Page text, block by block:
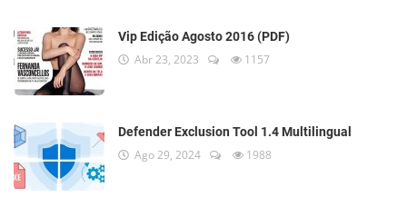
Vip Edição Agosto 2016 (PDF)
Abr 23, 2023 1157
Defender Exclusion Tool 1.4 Multilingual
Ago 29, 2024 1988